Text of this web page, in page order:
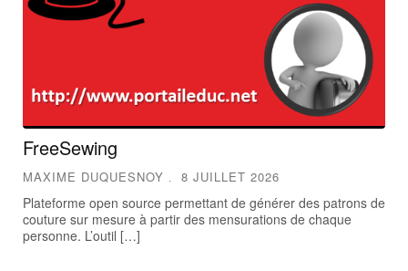
FreeSewing
MAXIME DUQUESNOY 8 JUILLET 2026
Plateforme open source permettant de générer des patrons de
couture sur mesure à partir des mensurations de chaque
personne. L’outil […]